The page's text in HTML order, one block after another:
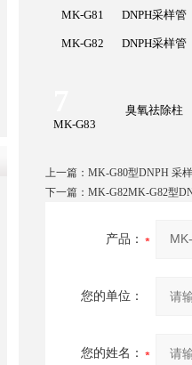
MK-G81 DNPH采样管
MK-G82 DNPH采样管
MK-G83
臭氧祛除柱
上一篇： MK-G80型DNPH 采
下一篇： MK-G82MK-G82型
产品：
您的单位：
您的姓名：